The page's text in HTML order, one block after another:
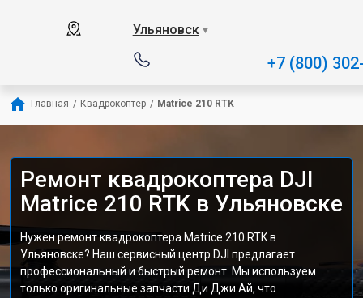
Ульяновск ▼
+7 (800)
Главная / Квадрокоптер / Matrice 210 RTK
Ремонт квадрокоптера DJI
Matrice 210 RTK в Ульяновске
Нужен ремонт квадрокоптера Matrice 210 RTK в
Ульяновске? Наш сервисный центр DJI предлагает
профессиональный и быстрый ремонт. Мы используем
только оригинальные запчасти Ди Джи Ай, что